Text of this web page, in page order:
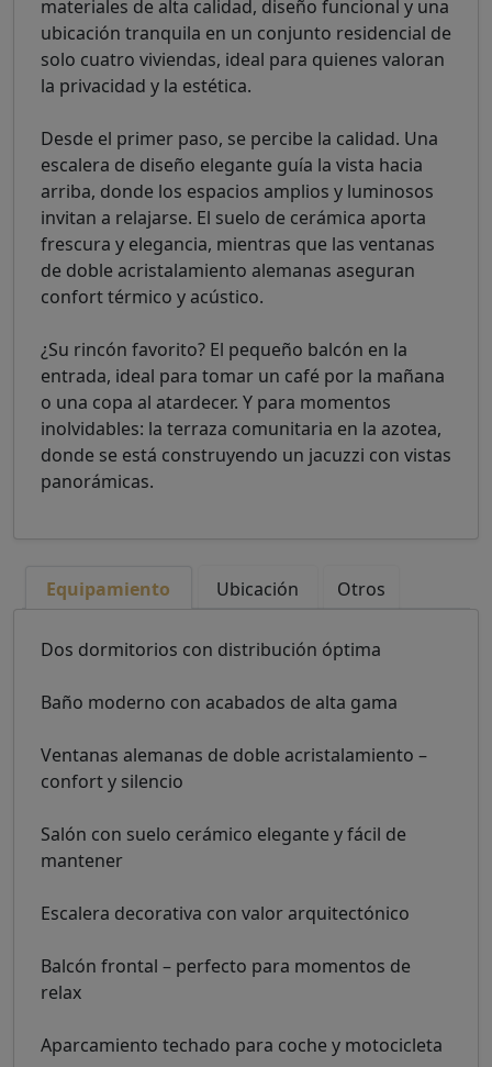
materiales de alta calidad, diseño funcional y una
ubicación tranquila en un conjunto residencial de
solo cuatro viviendas, ideal para quienes valoran
la privacidad y la estética.
Desde el primer paso, se percibe la calidad. Una
escalera de diseño elegante guía la vista hacia
arriba, donde los espacios amplios y luminosos
invitan a relajarse. El suelo de cerámica aporta
frescura y elegancia, mientras que las ventanas
de doble acristalamiento alemanas aseguran
confort térmico y acústico.
¿Su rincón favorito? El pequeño balcón en la
entrada, ideal para tomar un café por la mañana
o una copa al atardecer. Y para momentos
inolvidables: la terraza comunitaria en la azotea,
donde se está construyendo un jacuzzi con vistas
panorámicas.
Equipamiento Ubicación Otros
Dos dormitorios con distribución óptima
Baño moderno con acabados de alta gama
Ventanas alemanas de doble acristalamiento –
confort y silencio
Salón con suelo cerámico elegante y fácil de
mantener
Escalera decorativa con valor arquitectónico
Balcón frontal – perfecto para momentos de
relax
Aparcamiento techado para coche y motocicleta